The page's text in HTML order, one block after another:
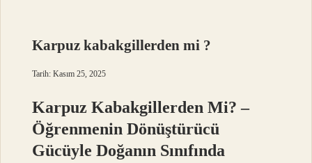
Karpuz kabakgillerden mi ?
Tarih: Kasım 25, 2025
Karpuz Kabakgillerden Mi? –
Öğrenmenin Dönüştürücü
Gücüyle Doğanın Sınıfında